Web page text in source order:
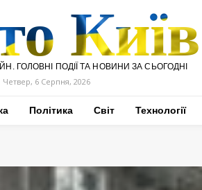
Київ
ГОЛОВНІ ПОДІЇ ТА НОВИНИ ЗА СЬОГОДНІ
Четвер, 6 Серпня, 2026
Політика Світ Технології